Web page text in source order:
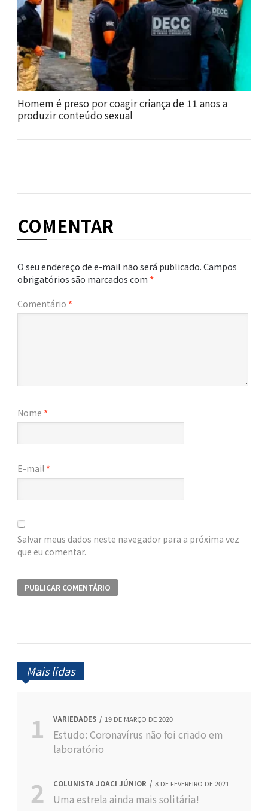
Homem é preso por coagir criança de 11 anos a
produzir conteúdo sexual
COMENTAR
O seu endereço de e-mail não será publicado.Campos
obrigatórios são marcados com*
Comentário *
Nome *
E-mail*
Salvar meus dados neste navegador para a próxima vez
que eu comentar.
Mais lidas
VARIEDADES 19 DE MARÇO DE 2020
Estudo: Coronavírus não foi criado em
laboratório
COLUNISTA JOACI JÚNIOR 8 DE FEVEREIRO DE 2021
Uma estrela ainda mais solitária!